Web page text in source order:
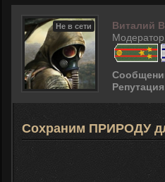
Не в сети
Виталий
Модератор
Сохраним ПРИРОДУ